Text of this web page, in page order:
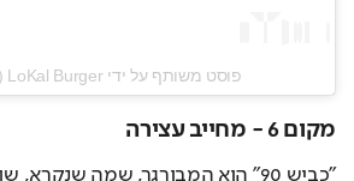
פוסט משותף על ידי ‏‎LoKal Burger‎‏ (@‏‎lokaltlv‎‏)
מקום 6 - מחייב עצירה